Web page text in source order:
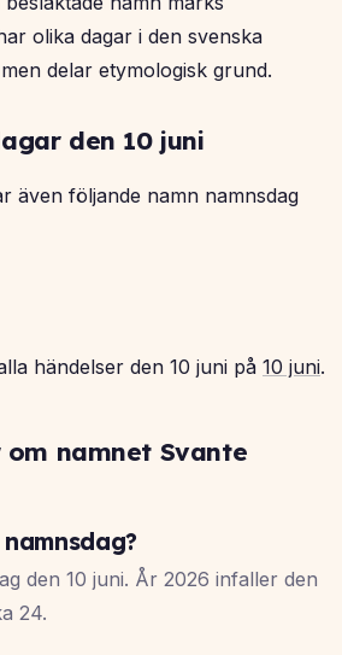
olika dagar i den svenska
delar etymologisk grund.
den 10 juni
även följande namn namnsdag
händelser den 10 juni på 10 juni.
namnet Svante
den 10 juni. År 2026 infaller den
24.